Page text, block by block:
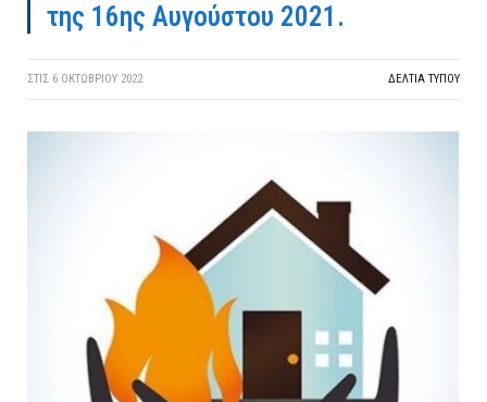
της 16ης Αυγούστου 2021.
ΣΤΙΣ 6 ΟΚΤΩΒΡΊΟΥ 2022 ΔΕΛΤΙΑ ΤΥΠΟΥ